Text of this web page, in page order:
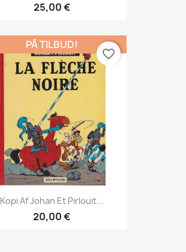
25,00 €
Kopi Af Johan Et Pirlouit...
20,00 €
PÅ TILBUD!
favorite_border